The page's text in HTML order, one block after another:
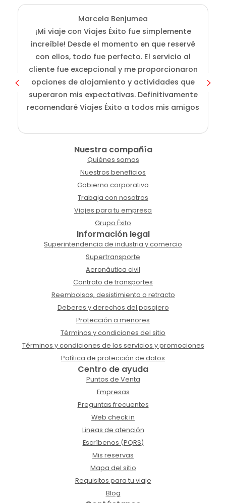
Marcela Benjumea
¡Mi viaje con Viajes Éxito fue simplemente
increíble! Desde el momento en que reservé
con ellos, todo fue perfecto. El servicio al
cliente fue excepcional y me proporcionaron
opciones de alojamiento y actividades que
superaron mis expectativas. Definitivamente
recomendaré Viajes Éxito a todos mis amigos
Nuestra compañía
Quiénes somos
Nuestros beneficios
Gobierno corporativo
Trabaja con nosotros
Viajes para tu empresa
Grupo Éxito
Información legal
Superintendencia de industria y comercio
Supertransporte
Aeronáutica civil
Contrato de transportes
Reembolsos, desistimiento o retracto
Deberes y derechos del pasajero
Protección a menores
Términos y condiciones del sitio
Términos y condiciones de los servicios y promociones
Política de protección de datos
Centro de ayuda
Puntos de Venta
Empresas
Preguntas frecuentes
Web check in
Lineas de atención
Escríbenos (PQRS)
Mis reservas
Mapa del sitio
Requisitos para tu viaje
Blog